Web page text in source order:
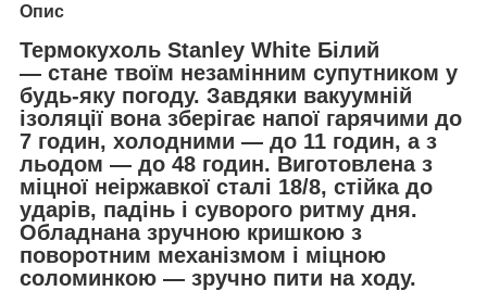
Опис
Термокухоль Stanley White Білий
— стане твоїм незамінним супутником у
будь-яку погоду. Завдяки вакуумній
ізоляції вона зберігає напої гарячими до
7 годин, холодними — до 11 годин, а з
льодом — до 48 годин. Виготовлена з
міцної неіржавкої сталі 18/8, стійка до
ударів, падінь і суворого ритму дня.
Обладнана зручною кришкою з
поворотним механізмом і міцною
соломинкою — зручно пити на ходу.